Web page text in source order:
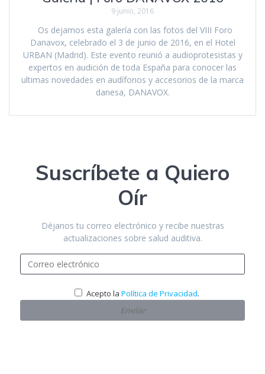
9 junio, 2016
Os dejamos esta galería con las fotos del VIII Foro
Danavox, celebrado el 3 de junio de 2016, en el Hotel
URBAN (Madrid). Este evento reunió a audioprotesistas y
expertos en audición de toda España para conocer las
ultimas novedades en audífonos y accesorios de la marca
danesa, DANAVOX.
Suscríbete a Quiero
Oír
Déjanos tu correo electrónico y recibe nuestras
actualizaciones sobre salud auditiva.
Acepto la Política de Privacidad.